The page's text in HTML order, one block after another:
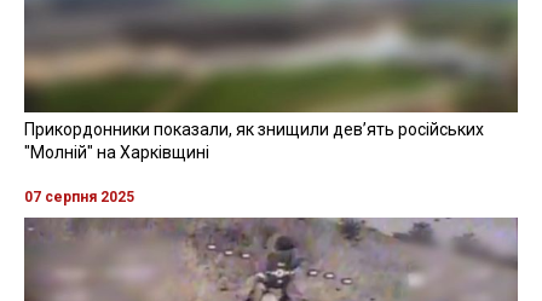
Прикордонники показали, як знищили девʼять російських
"Молній" на Харківщині
07 серпня 2025